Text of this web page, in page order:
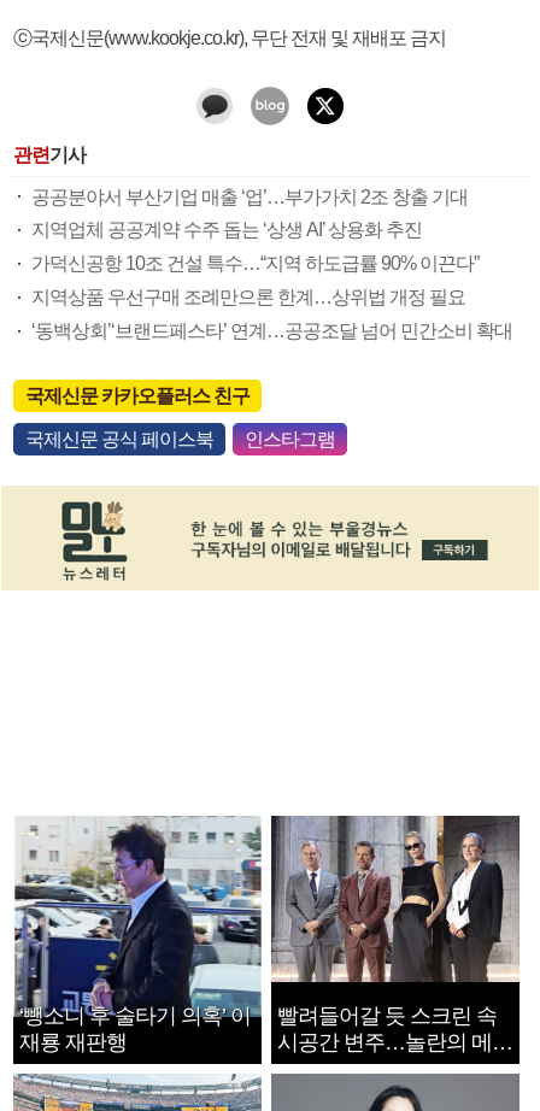
ⓒ국제신문(www.kookje.co.kr), 무단 전재 및 재배포 금지
관련기사
공공분야서 부산기업 매출 ‘업’…부가가치 2조 창출 기대
지역업체 공공계약 수주 돕는 ‘상생 AI’ 상용화 추진
가덕신공항 10조 건설 특수…“지역 하도급률 90% 이끈다”
지역상품 우선구매 조례만으론 한계…상위법 개정 필요
‘동백상회’‘브랜드페스타’ 연계…공공조달 넘어 민간소비 확대
국제신문 카카오플러스 친구
국제신문 공식 페이스북 인스타그램
‘뺑소니 후 술타기 의혹’ 이
재룡 재판행
빨려들어갈 듯 스크린 속
시공간 변주…놀란의 메시
지는 ‘전쟁 속죄’